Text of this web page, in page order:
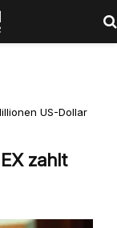
US-Dollar
zahlt